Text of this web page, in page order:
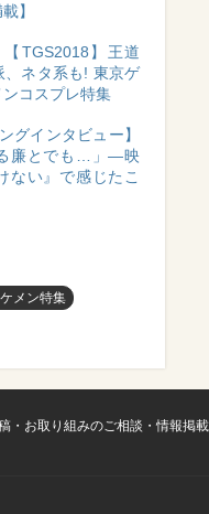
】
【TGS2018】王道
、ネタ系も! 東京ゲ
コスプレ特集
グインタビュー】
廉とでも…」―映
ない』で感じたこ
メン特集
・お取り組みのご相談・情報掲